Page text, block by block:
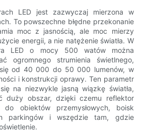
LED jest zazwyczaj mierzona w
To powszechne błędne przekonanie
moc z jasnością, ale moc mierzy
energii, a nie natężenie światła. W
LED o mocy 500 watów można
ogromnego strumienia świetlnego,
od 40 000 do 50 000 lumenów, w
i konstrukcji oprawy. Ten parametr
na niezwykle jasną wiązkę światła,
duży obszar, dzięki czemu reflektor
obiektów przemysłowych, boisk
parkingów i wszędzie tam, gdzie